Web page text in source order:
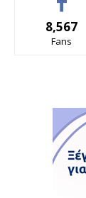
8,567
Fans